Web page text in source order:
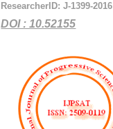
ResearcherID: J-1399-2016
DOI : 10.52155